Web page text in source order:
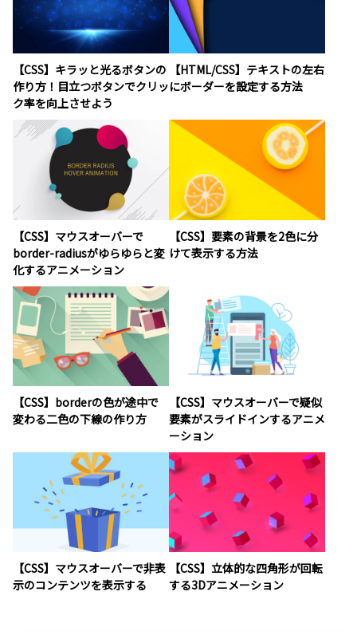
【CSS】キラッと光るボタンの
作り方！目立つボタンでクリッ
ク率を向上させよう
【HTML/CSS】テキストの左右
にボーダーを設定する方法
【CSS】マウスオーバーで
border-radiusがゆらゆらと変
化するアニメーション
【CSS】要素の背景を2色に分
けて表示する方法
【CSS】borderの色が途中で
変わる二色の下線の作り方
【CSS】マウスオーバーで疑似
要素がスライドインするアニメ
ーション
【CSS】マウスオーバーで非表
示のコンテンツを表示する
【CSS】立体的な四角形が回転
する3Dアニメーション